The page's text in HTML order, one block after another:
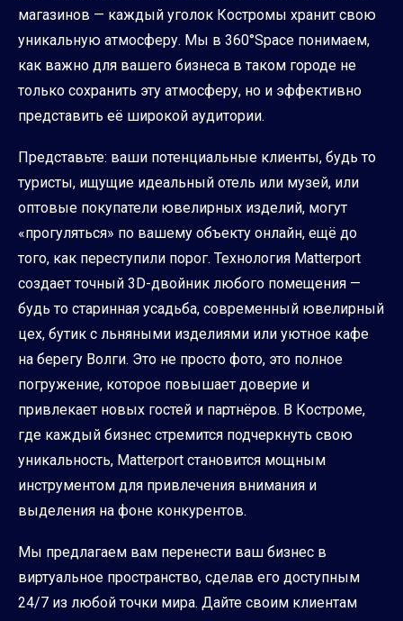
магазинов — каждый уголок Костромы хранит свою
уникальную атмосферу. Мы в 360°Space понимаем,
как важно для вашего бизнеса в таком городе не
только сохранить эту атмосферу, но и эффективно
представить её широкой аудитории.
Представьте: ваши потенциальные клиенты, будь то
туристы, ищущие идеальный отель или музей, или
оптовые покупатели ювелирных изделий, могут
«прогуляться» по вашему объекту онлайн, ещё до
того, как переступили порог. Технология Matterport
создает точный 3D-двойник любого помещения —
будь то старинная усадьба, современный ювелирный
цех, бутик с льняными изделиями или уютное кафе
на берегу Волги. Это не просто фото, это полное
погружение, которое повышает доверие и
привлекает новых гостей и партнёров. В Костроме,
где каждый бизнес стремится подчеркнуть свою
уникальность, Matterport становится мощным
инструментом для привлечения внимания и
выделения на фоне конкурентов.
Мы предлагаем вам перенести ваш бизнес в
виртуальное пространство, сделав его доступным
24/7 из любой точки мира. Дайте своим клиентам